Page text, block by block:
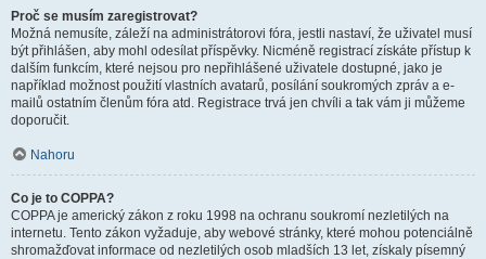
Proč se musím zaregistrovat?
Možná nemusíte, záleží na administrátorovi fóra, jestli nastaví, že uživatel musí
být přihlášen, aby mohl odesílat příspěvky. Nicméně registrací získáte přístup k
dalším funkcím, které nejsou pro nepřihlášené uživatele dostupné, jako je
například možnost použití vlastních avatarů, posílání soukromých zpráv a e-
mailů ostatním členům fóra atd. Registrace trvá jen chvíli a tak vám ji můžeme
doporučit.
Nahoru
Co je to COPPA?
COPPA je americký zákon z roku 1998 na ochranu soukromí nezletilých na
internetu. Tento zákon vyžaduje, aby webové stránky, které mohou potenciálně
shromažďovat informace od nezletilých osob mladších 13 let, získaly písemný